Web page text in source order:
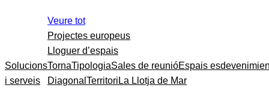
Solucions
i serveis
Veure tot
Projectes europeus
Lloguer d’espais
TornaTipologiaSales de reunióEspais
Diagonal Territori La Llotja de Mar